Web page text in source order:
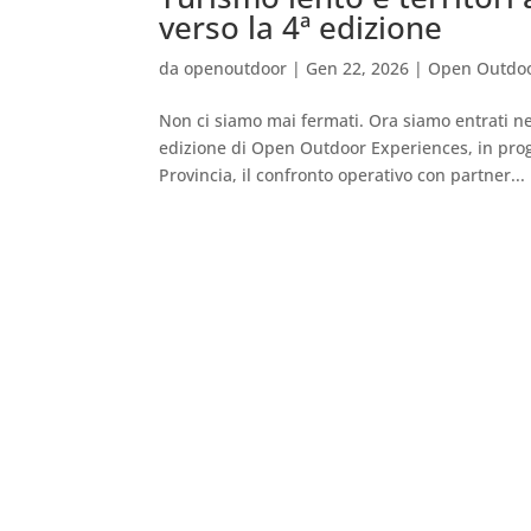
verso la 4ª edizione
daopenoutdoor | Gen 22, 2026 | Open
Non ci siamo mai fermati. Ora siamo entrati
edizione di Open Outdoor Experiences, in
Provincia, il confronto operativo con partner...